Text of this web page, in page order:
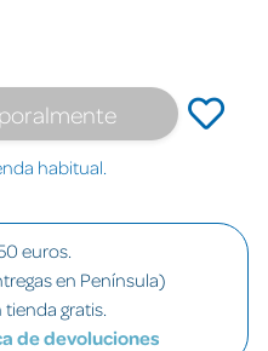
habitual.
euros.
en Península)
gratis.
de devoluciones